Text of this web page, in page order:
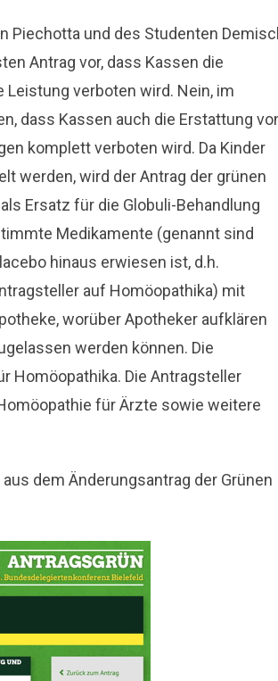
Piechotta und des Studenten
Antrag vor, dass Kassen die
verboten wird. Nein, im
dass Kassen auch die Erstattung
komplett verboten wird. Da Kinder
werden, wird der Antrag der grünen
Ersatz für die Globuli-Behandlung
Medikamente (genannt sind
hinaus erwiesen ist, d.h.
auf Homöopathika) mit
worüber Apotheker aufklären
werden können. Die
Homöopathika. Die Antragsteller
für Ärzte sowie weitere
dem Änderungsantrag der Grünen